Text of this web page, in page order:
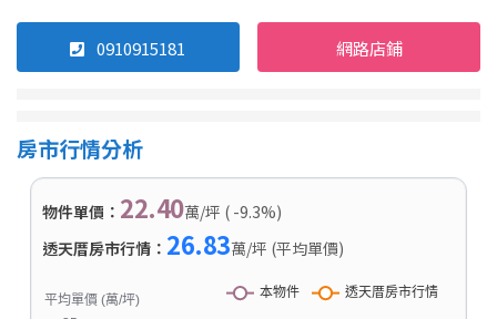
0910915181 網路店鋪
房市行情分析
物件單價： 22.40萬/坪 ( -9.3%)
透天厝房市行情： 26.83萬/坪 (平均單價)